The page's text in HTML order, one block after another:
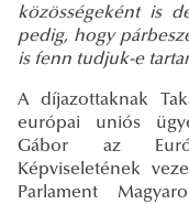
közösségeként is
pedig, hogy
is fenn tudjuk-e
A díjazottaknak
európai uniós
Gábor az
Képviseletének
Parlament